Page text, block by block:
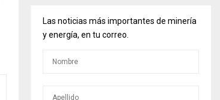
Las noticias más importantes de minería
y energía, en tu correo.